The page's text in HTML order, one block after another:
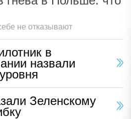
не отказывают
в
назвали
Зеленскому